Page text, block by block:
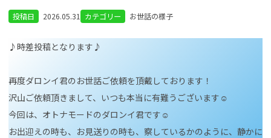
投稿日 2026.05.31 カテゴリー お世話の様子
♪時差投稿となります♪
再度ダロンイ君のお世話ご依頼を頂戴しております！
沢山ご依頼頂きまして、いつも本当に有難うございます☺
今回は、オトナモードのダロンイ君です☺
お出迎えの時も、お見送りの時も、察しているかのように、静かに